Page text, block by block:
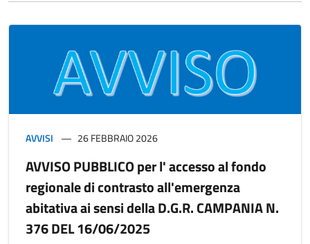
AVVISI 26 FEBBRAIO 2026
AVVISO PUBBLICO per l' accesso al fondo
regionale di contrasto all'emergenza
abitativa ai sensi della D.G.R. CAMPANIA N.
376 DEL 16/06/2025